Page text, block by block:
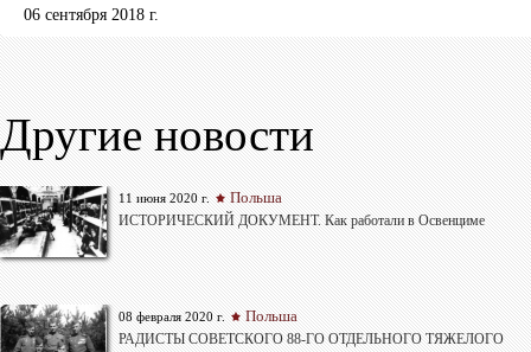
06 сентября 2018 г.
Другие новости
11 июня 2020 г. Польша
ИСТОРИЧЕСКИЙ ДОКУМЕНТ. Как работали в Освенциме
08 февраля 2020 г. Польша
РАДИСТЫ СОВЕТСКОГО 88-ГО ОТДЕЛЬНОГО ТЯЖЕЛОГО